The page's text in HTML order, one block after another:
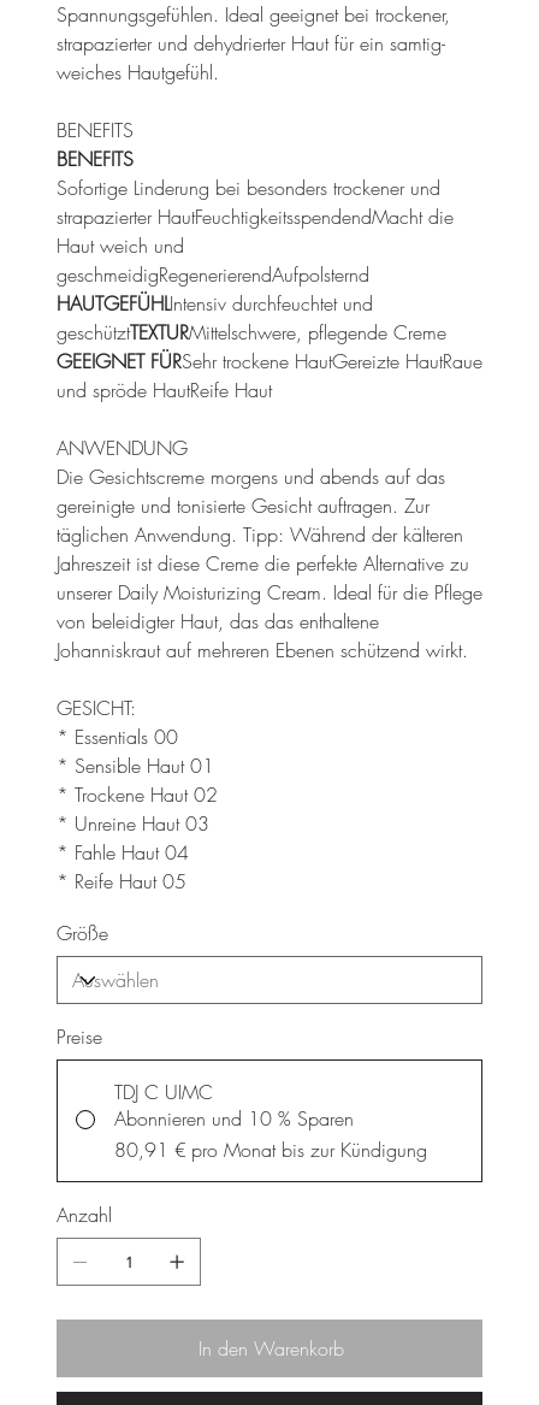
Spannungsgefühlen. Ideal geeignet bei trockener,
strapazierter und dehydrierter Haut für ein samtig-
weiches Hautgefühl.
BENEFITS
BENEFITS
Sofortige Linderung bei besonders trockener und
strapazierter HautFeuchtigkeitsspendendMacht die
Haut weich und
geschmeidigRegenerierendAufpolsternd
HAUTGEFÜHLIntensiv durchfeuchtet und
geschütztTEXTURMittelschwere, pflegende Creme
GEEIGNET FÜRSehr trockene HautGereizte HautRaue
und spröde HautReife Haut
ANWENDUNG
Die Gesichtscreme morgens und abends auf das
gereinigte und tonisierte Gesicht auftragen. Zur
täglichen Anwendung. Tipp: Während der kälteren
Jahreszeit ist diese Creme die perfekte Alternative zu
unserer Daily Moisturizing Cream. Ideal für die Pflege
von beleidigter Haut, das das enthaltene
Johanniskraut auf mehreren Ebenen schützend wirkt.
GESICHT:
* Essentials 00
* Sensible Haut 01
* Trockene Haut 02
* Unreine Haut 03
* Fahle Haut 04
* Reife Haut 05
Größe
Preise
TDJ C UIMC
Abonnieren und 10 % Sparen
80,91 € pro Monat bis zur Kündigung
Anzahl
In den Warenkorb